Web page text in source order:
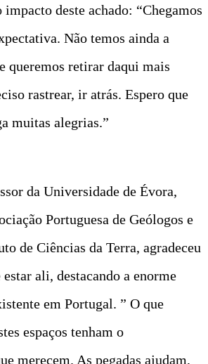
deste achado: “Chegamos
Não temos ainda a
queremos retirar daqui mais
rastrear, ir atrás. Espero que
muitas alegrias.”
da Universidade de Évora,
Portuguesa de Geólogos e
de Ciências da Terra, agradeceu
ali, destacando a enorme
em Portugal. ” O que
espaços tenham o
merecem. As pegadas ajudam,